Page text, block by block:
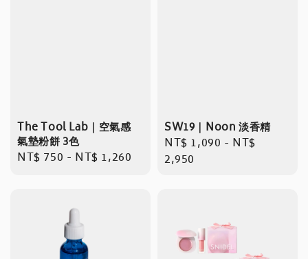
The Tool Lab｜空氣感
氣墊粉餅 3色
Regular
NT$ 750 - NT$ 1,260
SW19｜Noon 淡香精
Regular
price
NT$ 1,090 - NT$
2,950